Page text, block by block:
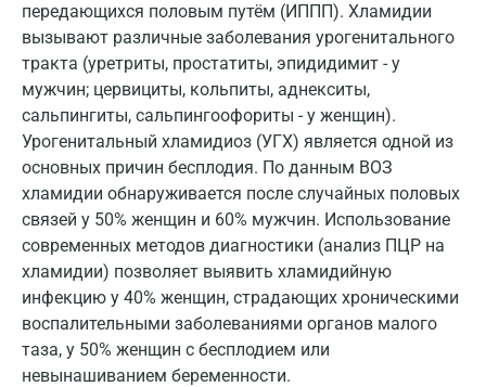
передающихся половым путём (ИППП). Хламидии
вызывают различные заболевания урогенитального
тракта (уретриты, простатиты, эпидидимит - у
мужчин; цервициты, кольпиты, аднекситы,
сальпингиты, сальпингоофориты - у женщин).
Урогенитальный хламидиоз (УГХ) является одной из
основных причин бесплодия. По данным ВОЗ
хламидии обнаруживается после случайных половых
связей у 50% женщин и 60% мужчин. Использование
современных методов диагностики (анализ ПЦР на
хламидии) позволяет выявить хламидийную
инфекцию у 40% женщин, страдающих хроническими
воспалительными заболеваниями органов малого
таза, у 50% женщин с бесплодием или
невынашиванием беременности.
Дзержинский
Дмитров
Домодедово
Екатеринбург
Жуковский
Звенигород
Зеленоград
Иваново